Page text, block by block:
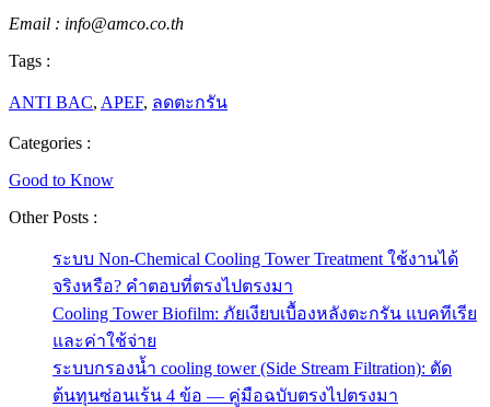
Email : info@amco.co.th
Tags :
ANTI BAC, APEF, ลดตะกรัน
Categories :
Good to Know
Other Posts :
ระบบ Non-Chemical Cooling Tower Treatment ใช้งานได้
จริงหรือ? คำตอบที่ตรงไปตรงมา
Cooling Tower Biofilm: ภัยเงียบเบื้องหลังตะกรัน แบคทีเรีย
และค่าใช้จ่าย
ระบบกรองน้ำ cooling tower (Side Stream Filtration): ตัด
ต้นทุนซ่อนเร้น 4 ข้อ — คู่มือฉบับตรงไปตรงมา